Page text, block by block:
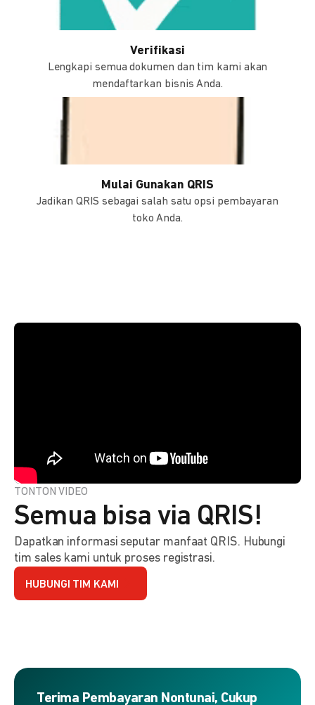
Verifikasi
Lengkapi semua dokumen dan tim kami akan
mendaftarkan bisnis Anda.
Mulai Gunakan QRIS
Jadikan QRIS sebagai salah satu opsi pembayaran
toko Anda.
TONTON VIDEO
Semua bisa via QRIS!
Dapatkan informasi seputar manfaat QRIS. Hubungi
tim sales kami untuk proses registrasi.
HUBUNGI TIM KAMI
Terima Pembayaran Nontunai, Cukup